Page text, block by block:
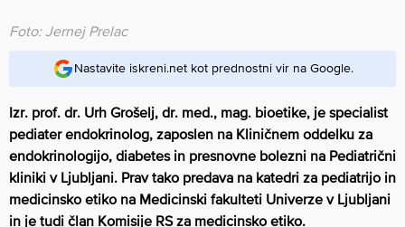
Foto: Jernej Prelac
Nastavite iskreni.net kot prednostni vir na Google.
Izr. prof. dr. Urh Grošelj, dr. med., mag. bioetike, je specialist
pediater endokrinolog, zaposlen na Kliničnem oddelku za
endokrinologijo, diabetes in presnovne bolezni na Pediatrični
kliniki v Ljubljani. Prav tako predava na katedri za pediatrijo in
medicinsko etiko na Medicinski fakulteti Univerze v Ljubljani
in je tudi član Komisije RS za medicinsko etiko.